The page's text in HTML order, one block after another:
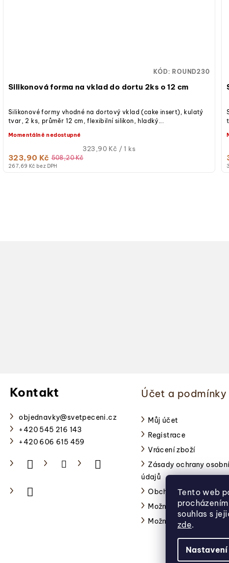
Tento web
souhlas s
zde.
Nastavení
Silikonová forma na vklad do dortu 2ks o 12 cm
267,69 Kč bez DPH
323,90 Kč 508,20 Kč
Měrná
cena:
323,90 Kč / 1 ks
Momentálně nedostupné
Silikonové formy vhodné na dortový vklad (cake insert), kulatý
tvar, 2 ks, průměr 12 cm, flexibilní silikon, hladký...
KÓD: ROUND230
á
a
Kontakt
objednavky@svetpeceni.cz
+420 545 216 143
+420 606 615 459
Účet a podmínky
Můj účet
Registrace
Vrácení zboží
Zásady ochrany
údajů
Obchodní podmínky
Možnosti platby
Možnosti dopravy